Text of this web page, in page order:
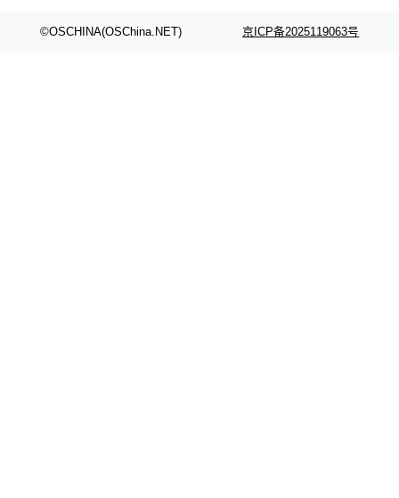
©OSCHINA(OSChina.NET) 京ICP备2025119063号